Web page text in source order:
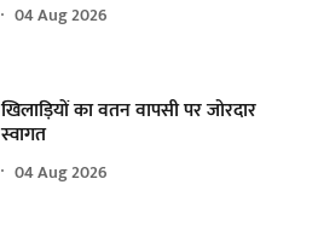
04 Aug 2026
खिलाड़ियों का वतन वापसी पर जोरदार
स्वागत
04 Aug 2026